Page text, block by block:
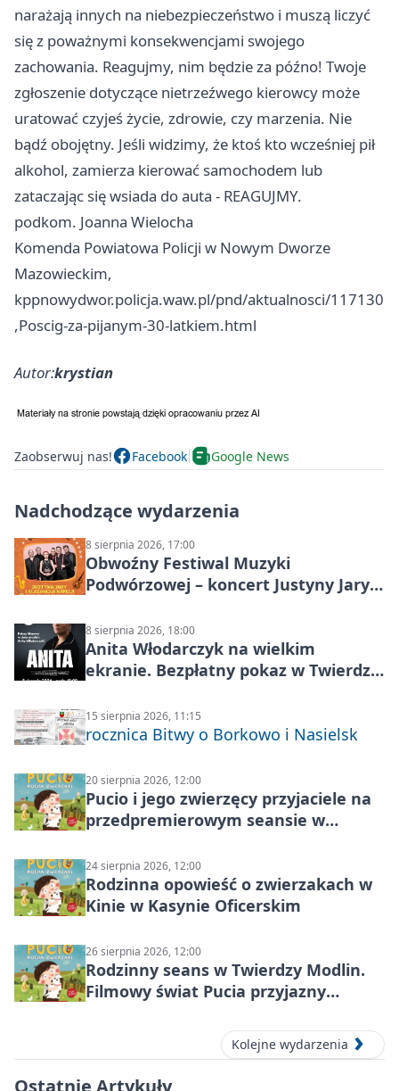
narażają innych na niebezpieczeństwo i muszą liczyć
się z poważnymi konsekwencjami swojego
zachowania. Reagujmy, nim będzie za późno! Twoje
zgłoszenie dotyczące nietrzeźwego kierowcy może
uratować czyjeś życie, zdrowie, czy marzenia. Nie
bądź obojętny. Jeśli widzimy, że ktoś kto wcześniej pił
alkohol, zamierza kierować samochodem lub
zataczając się wsiada do auta - REAGUJMY.
podkom. Joanna Wielocha
Komenda Powiatowa Policji w Nowym Dworze
Mazowieckim,
kppnowydwor.policja.waw.pl/pnd/aktualnosci/117130
,Poscig-za-pijanym-30-latkiem.html
Autor:krystian
Zaobserwuj nas! Facebook Google News
Nadchodzące wydarzenia
8 sierpnia 2026, 17:00
Obwoźny Festiwal Muzyki
Podwórzowej – koncert Justyny Jary i
8 sierpnia 2026, 18:00
Anita Włodarczyk na wielkim
ekranie. Bezpłatny pokaz w Twierdzy
15 sierpnia 2026, 11:15
rocznica Bitwy o Borkowo i Nasielsk
20 sierpnia 2026, 12:00
Pucio i jego zwierzęcy przyjaciele na
przedpremierowym seansie w
24 sierpnia 2026, 12:00
Rodzinna opowieść o zwierzakach w
Kinie w Kasynie Oficerskim
26 sierpnia 2026, 12:00
Rodzinny seans w Twierdzy Modlin.
Filmowy świat Pucia przyjazny
Kolejne wydarzenia